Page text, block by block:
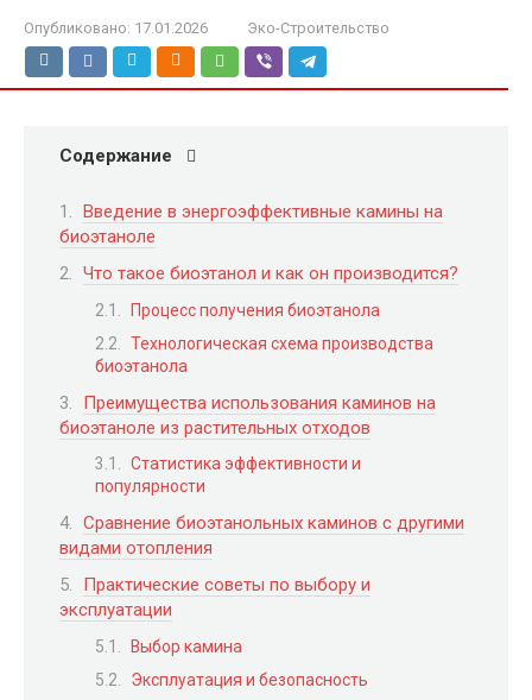
Опубликовано: 17.01.2026 Эко-Строительство
Содержание
Введение в энергоэффективные камины на
биоэтаноле
Что такое биоэтанол и как он производится?
Процесс получения биоэтанола
Технологическая схема производства
биоэтанола
Преимущества использования каминов на
биоэтаноле из растительных отходов
Статистика эффективности и
популярности
Сравнение биоэтанольных каминов с другими
видами отопления
Практические советы по выбору и
эксплуатации
Выбор камина
Эксплуатация и безопасность